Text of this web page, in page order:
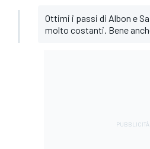
Ottimi i passi di Albon e
molto costanti. Bene